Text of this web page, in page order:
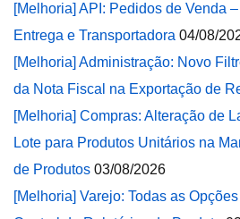
[Melhoria] API: Pedidos de Venda
Entrega e Transportadora 04/08/
[Melhoria] Administração: Novo
da Nota Fiscal na Exportação de
[Melhoria] Compras: Alteração de
Lote para Produtos Unitários na
de Produtos 03/08/2026
[Melhoria] Varejo: Todas as